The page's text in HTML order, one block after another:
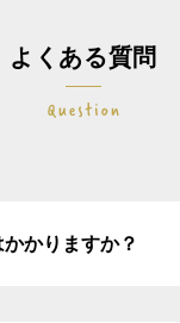
よくある質問
かりますか？